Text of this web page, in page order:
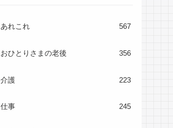
あれこれ 567
おひとりさまの老後 356
介護 223
仕事 245